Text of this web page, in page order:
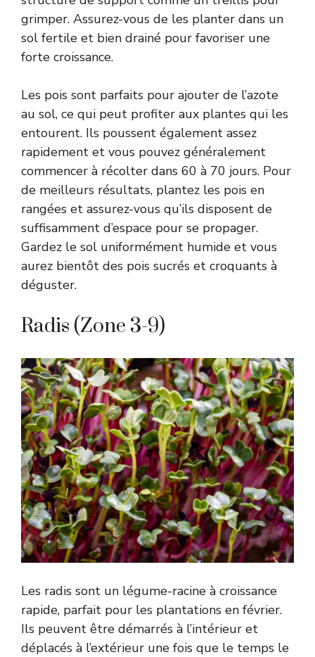
grimper. Assurez-vous de les planter dans un
sol fertile et bien drainé pour favoriser une
forte croissance.
Les pois sont parfaits pour ajouter de l’azote
au sol, ce qui peut profiter aux plantes qui les
entourent. Ils poussent également assez
rapidement et vous pouvez généralement
commencer à récolter dans 60 à 70 jours. Pour
de meilleurs résultats, plantez les pois en
rangées et assurez-vous qu’ils disposent de
suffisamment d’espace pour se propager.
Gardez le sol uniformément humide et vous
aurez bientôt des pois sucrés et croquants à
déguster.
Radis (Zone 3-9)
Les radis sont un légume-racine à croissance
rapide, parfait pour les plantations en février.
Ils peuvent être démarrés à l’intérieur et
déplacés à l’extérieur une fois que le temps le